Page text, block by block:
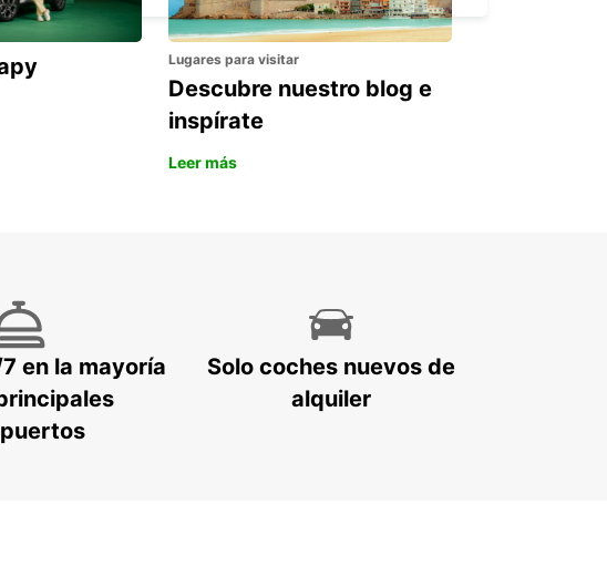
Lugares para visitar
Descubre nuestro blog e
inspírate
Leer más
en la mayoría
Solo coches nuevos de
alquiler